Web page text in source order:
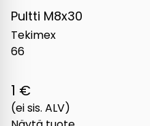
Pultti M8x30
Tekimex
66
1 €
(ei sis. ALV)